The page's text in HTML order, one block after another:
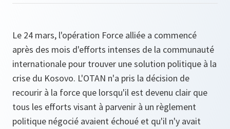
Le 24 mars, l'opération Force alliée a commencé
après des mois d'efforts intenses de la communauté
internationale pour trouver une solution politique à la
crise du Kosovo. L'OTAN n'a pris la décision de
recourir à la force que lorsqu'il est devenu clair que
tous les efforts visant à parvenir à un règlement
politique négocié avaient échoué et qu'il n'y avait